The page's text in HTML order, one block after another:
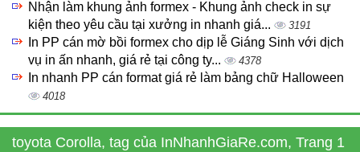
Nhận làm khung ảnh formex - Khung ảnh check in sự
kiện theo yêu cầu tại xưởng in nhanh giá...
3191
In PP cán mờ bồi formex cho dịp lễ Giáng Sinh với dịch
vụ in ấn nhanh, giá rẻ tại công ty...
4378
In nhanh PP cán format giá rẻ làm bảng chữ Halloween
4018
toyota Corolla, tag của InNhanhGiaRe.com, Trang 1